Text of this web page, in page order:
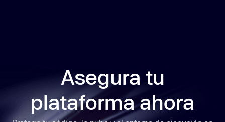
Asegura tu
plataforma ahora